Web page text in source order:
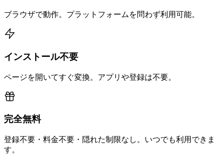
ブラウザで動作。プラットフォームを問わず利用可能。
インストール不要
ページを開いてすぐ変換。アプリや登録は不要。
完全無料
登録不要・料金不要・隠れた制限なし。いつでも利用できま
す。